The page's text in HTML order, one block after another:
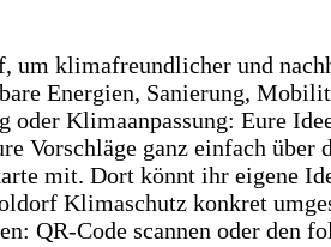
um klimafreundlicher und
Energien, Sanierung,
oder Klimaanpassung: Eure
Vorschläge ganz einfach über
mit. Dort könnt ihr eigene
Klimaschutz konkret
QR-Code scannen oder den